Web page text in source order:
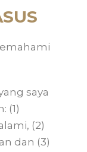
saya
(1)
(2)
dan (3)